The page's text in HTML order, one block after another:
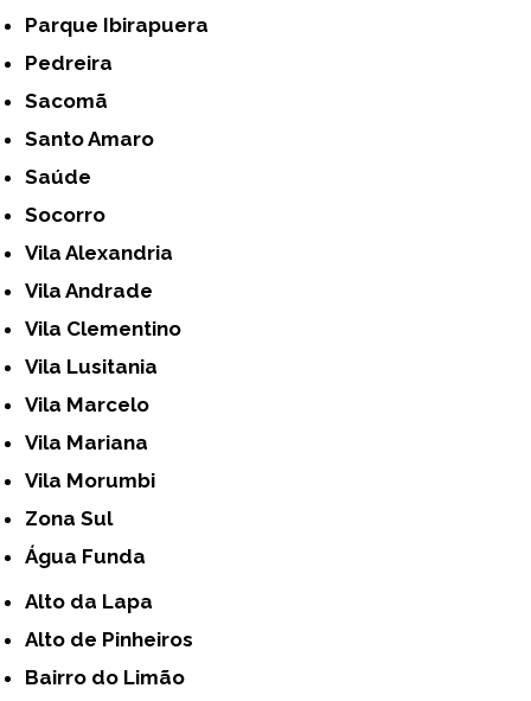
Parque Ibirapuera
Pedreira
Sacomã
Santo Amaro
Saúde
Socorro
Vila Alexandria
Vila Andrade
Vila Clementino
Vila Lusitania
Vila Marcelo
Vila Mariana
Vila Morumbi
Zona Sul
Água Funda
Alto da Lapa
Alto de Pinheiros
Bairro do Limão